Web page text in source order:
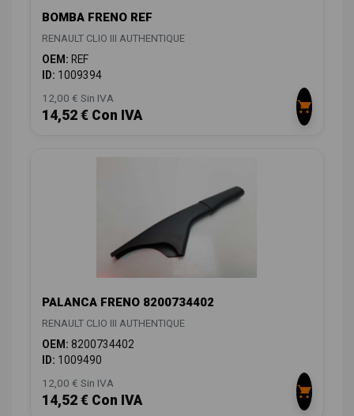
BOMBA FRENO REF
RENAULT CLIO III AUTHENTIQUE
OEM: REF
ID: 1009394
12,00 € Sin IVA
14,52 € Con IVA
PALANCA FRENO 8200734402
RENAULT CLIO III AUTHENTIQUE
OEM: 8200734402
ID: 1009490
12,00 € Sin IVA
14,52 € Con IVA